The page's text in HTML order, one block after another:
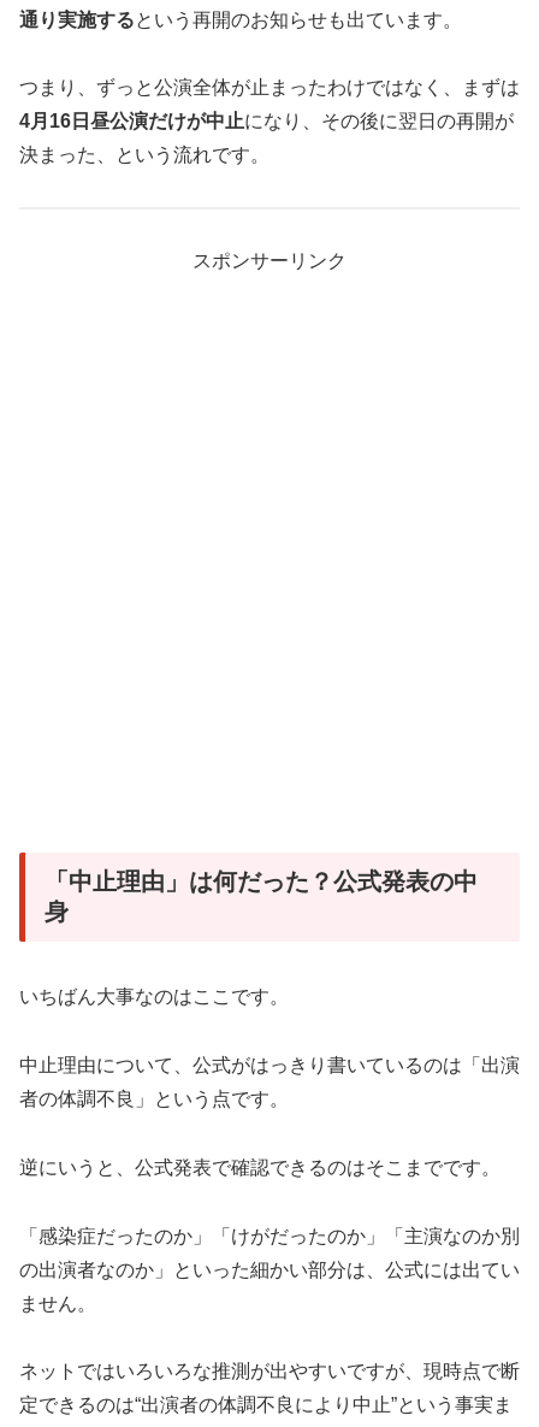
通り実施するという再開のお知らせも出ています。
つまり、ずっと公演全体が止まったわけではなく、まずは
4月16日昼公演だけが中止になり、その後に翌日の再開が
決まった、という流れです。
スポンサーリンク
「中止理由」は何だった？公式発表の中
身
いちばん大事なのはここです。
中止理由について、公式がはっきり書いているのは「出演
者の体調不良」という点です。
逆にいうと、公式発表で確認できるのはそこまでです。
「感染症だったのか」「けがだったのか」「主演なのか別
の出演者なのか」といった細かい部分は、公式には出てい
ません。
ネットではいろいろな推測が出やすいですが、現時点で断
定できるのは“出演者の体調不良により中止”という事実ま